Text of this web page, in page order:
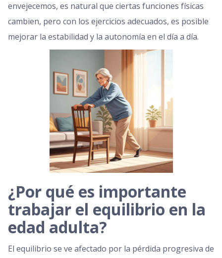
envejecemos, es natural que ciertas funciones físicas
cambien, pero con los ejercicios adecuados, es posible
mejorar la estabilidad y la autonomía en el día a día.
¿Por qué es importante
trabajar el equilibrio en la
edad adulta?
El equilibrio se ve afectado por la pérdida progresiva de